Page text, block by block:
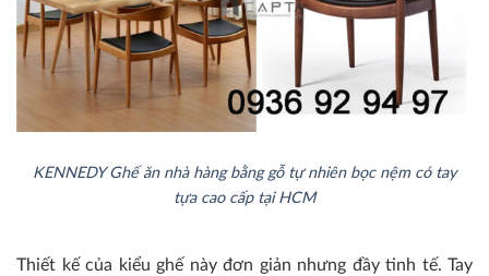
KENNEDY Ghế ăn nhà hàng bằng gỗ tự nhiên bọc nệm có tay
tựa cao cấp tại HCM
Thiết kế của kiểu ghế này đơn giản nhưng đầy tinh tế. Tay